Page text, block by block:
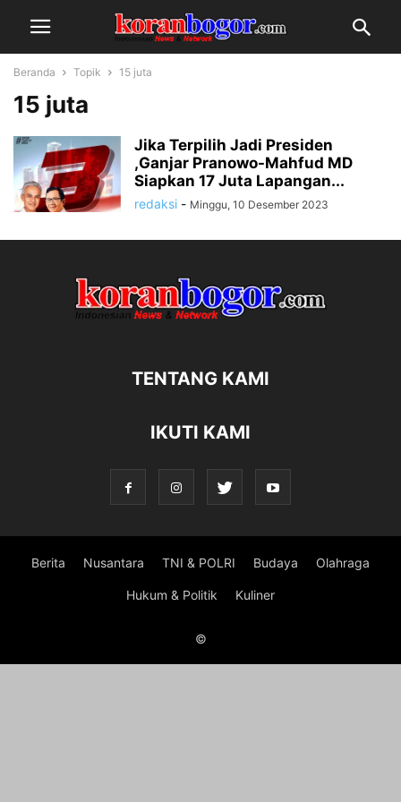
Beranda Topik 15 juta
15 juta
Jika Terpilih Jadi Presiden
,Ganjar Pranowo-Mahfud MD
Siapkan 17 Juta Lapangan...
redaksi - Minggu, 10 Desember 2023
TENTANG KAMI
IKUTI KAMI
Berita Nusantara TNI & POLRI Budaya Olahraga
Hukum & Politik Kuliner
©